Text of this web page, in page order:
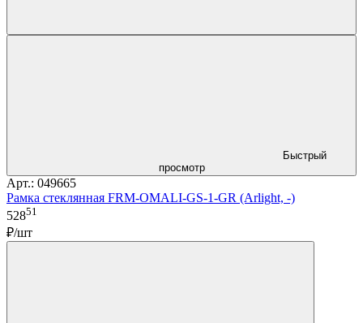
Быстрый
просмотр
Арт.: 049665
Рамка стеклянная FRM-OMALI-GS-1-GR (Arlight, -)
52851
₽/шт